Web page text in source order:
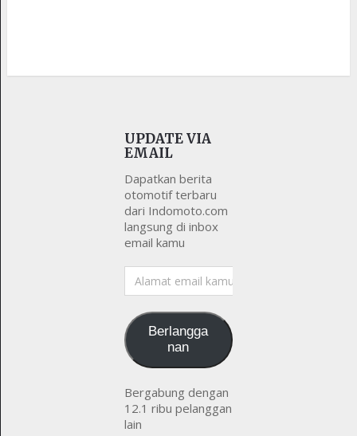
UPDATE VIA
EMAIL
Dapatkan berita
otomotif terbaru
dari Indomoto.com
langsung di inbox
email kamu
Alamat
email
Berlangga
nan
Bergabung dengan
12.1 ribu pelanggan
lain